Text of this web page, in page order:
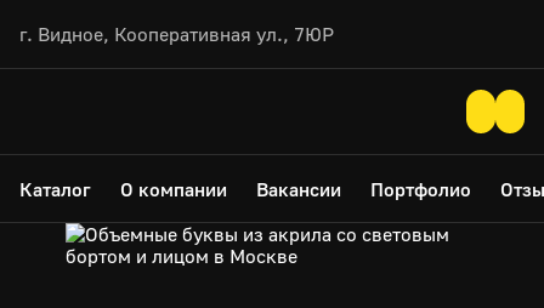
г. Видное, Кооперативная ул., 7ЮР
Каталог О компании Вакансии Портфолио